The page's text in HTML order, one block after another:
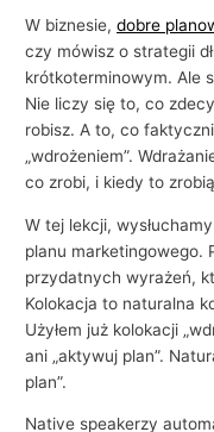
W biznesie,dobre
czy mówisz o strategii
krótkoterminowym. Ale
Nie liczy się to, co
robisz. A to, co
„wdrożeniem”.
co zrobi, i kiedy to
W tej lekcji,
planu marketingowego.
przydatnych wyrażeń,
Kolokacja to naturalna
Użyłem już kolokacji
ani „aktywuj plan”.
plan”.
Native speakerzy
i
e